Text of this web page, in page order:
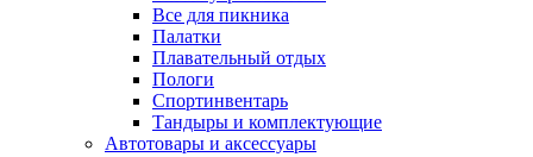
Все для пикника
Палатки
Плавательный отдых
Пологи
Спортинвентарь
Тандыры и комплектующие
Автотовары и аксессуары